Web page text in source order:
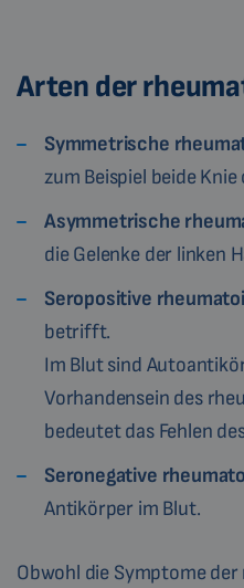
Arten der
Symmetrische
zum Beispiel beide
Asymmetrische
die Gelenke der linken
Seropositive
betrifft.
Im Blut sind
Vorhandensein des
bedeutet das Fehlen
Seronegative
Antikörper im Blut.
Obwohl die Symptome